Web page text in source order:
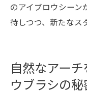
のアイブロウシーン
待しつつ、新たなス
自然なアー
ウブラシの秘